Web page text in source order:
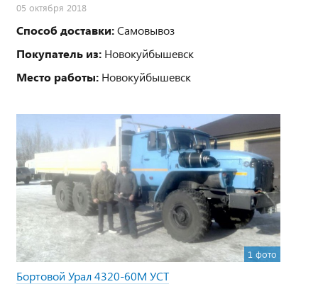
05 октября 2018
Способ доставки:Самовывоз
Покупатель из: Новокуйбышевск
Место работы: Новокуйбышевск
1 фото
Бортовой Урал 4320-60М УСТ